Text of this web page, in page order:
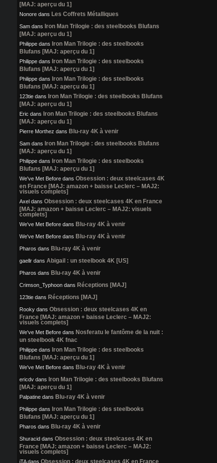
[MAJ: aperçu du 1]
Nonore dans Les Coffrets Métalliques
Sam dans Iron Man Trilogie : des steelbooks Blufans
[MAJ: aperçu du 1]
Philippe dans Iron Man Trilogie : des steelbooks
Blufans [MAJ: aperçu du 1]
Philippe dans Iron Man Trilogie : des steelbooks
Blufans [MAJ: aperçu du 1]
Philippe dans Iron Man Trilogie : des steelbooks
Blufans [MAJ: aperçu du 1]
123tie dans Iron Man Trilogie : des steelbooks Blufans
[MAJ: aperçu du 1]
Eric dans Iron Man Trilogie : des steelbooks Blufans
[MAJ: aperçu du 1]
Pierre Morthez dans Blu-ray 4K à venir
Sam dans Iron Man Trilogie : des steelbooks Blufans
[MAJ: aperçu du 1]
Philippe dans Iron Man Trilogie : des steelbooks
Blufans [MAJ: aperçu du 1]
We've Met Before dans Obsession : deux steelcases 4K
en France [MAJ: amazon + baisse Leclerc – MAJ2:
visuels complets]
Axel dans Obsession : deux steelcases 4K en France
[MAJ: amazon + baisse Leclerc – MAJ2: visuels
complets]
We've Met Before dans Blu-ray 4K à venir
We've Met Before dans Blu-ray 4K à venir
Pharos dans Blu-ray 4K à venir
gaellr dans Abigail : un steelbook 4K [US]
Pharos dans Blu-ray 4K à venir
Crimson_Typhoon dans Réceptions [MAJ]
123tie dans Réceptions [MAJ]
Rooky dans Obsession : deux steelcases 4K en
France [MAJ: amazon + baisse Leclerc – MAJ2:
visuels complets]
We've Met Before dans Nosferatu le fantôme de la nuit :
un steelbook 4K fnac
Philippe dans Iron Man Trilogie : des steelbooks
Blufans [MAJ: aperçu du 1]
We've Met Before dans Blu-ray 4K à venir
ericdv dans Iron Man Trilogie : des steelbooks Blufans
[MAJ: aperçu du 1]
Palpatine dans Blu-ray 4K à venir
Philippe dans Iron Man Trilogie : des steelbooks
Blufans [MAJ: aperçu du 1]
Pharos dans Blu-ray 4K à venir
Shuracid dans Obsession : deux steelcases 4K en
France [MAJ: amazon + baisse Leclerc – MAJ2:
visuels complets]
iTAdans